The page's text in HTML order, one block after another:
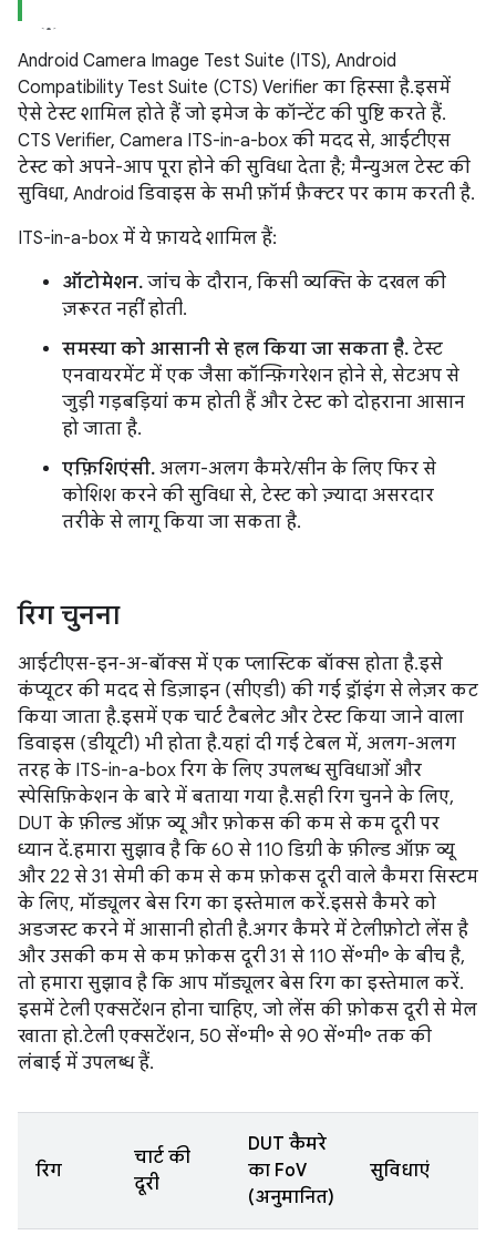
Android Camera Image Test Suite (ITS), Android
Compatibility Test Suite (CTS) Verifier का हिस्सा है. इसमें
ऐसे टेस्ट शामिल होते हैं जो इमेज के कॉन्टेंट की पुष्टि करते हैं.
CTS Verifier, Camera ITS-in-a-box की मदद से, आईटीएस
टेस्ट को अपने-आप पूरा होने की सुविधा देता है; मैन्युअल टेस्ट की
सुविधा, Android डिवाइस के सभी फ़ॉर्म फ़ैक्टर पर काम करती है.
ITS-in-a-box में ये फ़ायदे शामिल हैं:
ऑटोमेशन. जांच के दौरान, किसी व्यक्ति के दखल की
ज़रूरत नहीं होती.
समस्या को आसानी से हल किया जा सकता है. टेस्ट
एनवायरमेंट में एक जैसा कॉन्फ़िगरेशन होने से, सेटअप से
जुड़ी गड़बड़ियां कम होती हैं और टेस्ट को दोहराना आसान
हो जाता है.
एफ़िशिएंसी. अलग-अलग कैमरे/सीन के लिए फिर से
कोशिश करने की सुविधा से, टेस्ट को ज़्यादा असरदार
तरीके से लागू किया जा सकता है.
रिग चुनना
आईटीएस-इन-अ-बॉक्स में एक प्लास्टिक बॉक्स होता है. इसे
कंप्यूटर की मदद से डिज़ाइन (सीएडी) की गई ड्रॉइंग से लेज़र कट
किया जाता है. इसमें एक चार्ट टैबलेट और टेस्ट किया जाने वाला
डिवाइस (डीयूटी) भी होता है. यहां दी गई टेबल में, अलग-अलग
तरह के ITS-in-a-box रिग के लिए उपलब्ध सुविधाओं और
स्पेसिफ़िकेशन के बारे में बताया गया है. सही रिग चुनने के लिए,
DUT के फ़ील्ड ऑफ़ व्यू और फ़ोकस की कम से कम दूरी पर
ध्यान दें. हमारा सुझाव है कि 60 से 110 डिग्री के फ़ील्ड ऑफ़ व्यू
और 22 से 31 सेमी की कम से कम फ़ोकस दूरी वाले कैमरा सिस्टम
के लिए, मॉड्यूलर बेस रिग का इस्तेमाल करें. इससे कैमरे को
अडजस्ट करने में आसानी होती है. अगर कैमरे में टेलीफ़ोटो लेंस है
और उसकी कम से कम फ़ोकस दूरी 31 से 110 सें॰मी॰ के बीच है,
तो हमारा सुझाव है कि आप मॉड्यूलर बेस रिग का इस्तेमाल करें.
इसमें टेली एक्सटेंशन होना चाहिए, जो लेंस की फ़ोकस दूरी से मेल
खाता हो. टेली एक्सटेंशन, 50 सें॰मी॰ से 90 सें॰मी॰ तक की
लंबाई में उपलब्ध हैं.
रिग
चार्ट की
दूरी
DUT कैमरे
का FoV
(अनुमानित)
सुविधाएं